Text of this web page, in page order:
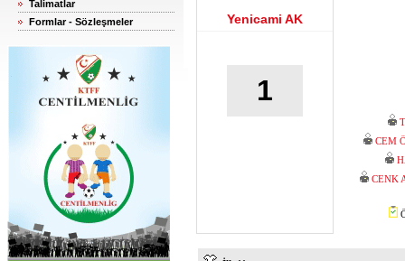
Talimatlar
Formlar - Sözleşmeler
Yenicami AK
1
CEM
CENK